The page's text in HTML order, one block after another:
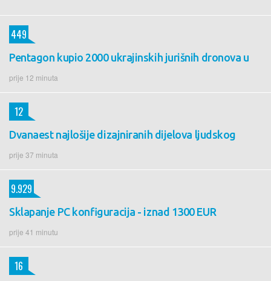
Pentagon kupio 2000 ukrajinskih jurišnih dronova u
prije 12 minuta
449
Dvanaest najlošije dizajniranih dijelova ljudskog
prije 37 minuta
12
Sklapanje PC konfiguracija - iznad 1300 EUR
prije 41 minutu
9.929
16